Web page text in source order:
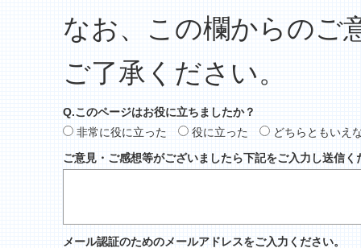
なお、この欄からのご
ご了承ください。
Q.このページはお役に立ちましたか？
非常に役に立った
役に立った
どちらともいえ
ご意見・ご感想等がございましたら下記をご入力し送信く
メール認証のためのメールアドレスをご入力ください。